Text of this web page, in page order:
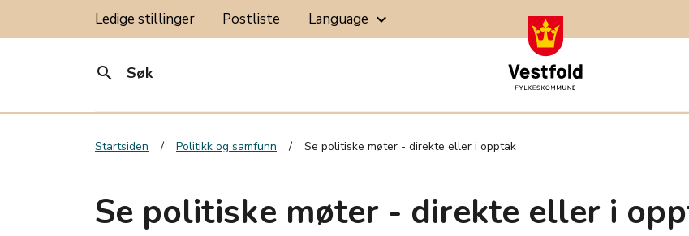
Ledige stillinger Postliste Language keyboard_arrow_down
search Søk
Startsiden Politikk og samfunn Se politiske møter - direkte eller i opptak
Se politiske møter - direkte eller i